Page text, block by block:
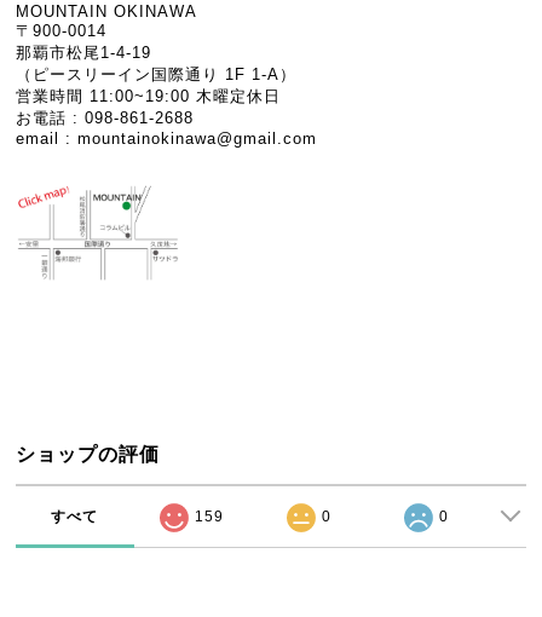
MOUNTAIN OKINAWA
〒900-0014
那覇市松尾1-4-19
（ピースリーイン国際通り 1F 1-A）
営業時間 11:00~19:00 木曜定休日
お電話 : 098-861-2688
email :mountainokinawa@gmail.com
ショップの評価
すべて 159 0 0